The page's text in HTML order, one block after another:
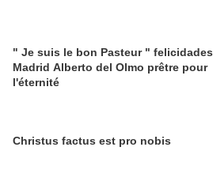
" Je suis le bon Pasteur " felicidades
Madrid Alberto del Olmo prêtre pour
l'éternité
Christus factus est pro nobis